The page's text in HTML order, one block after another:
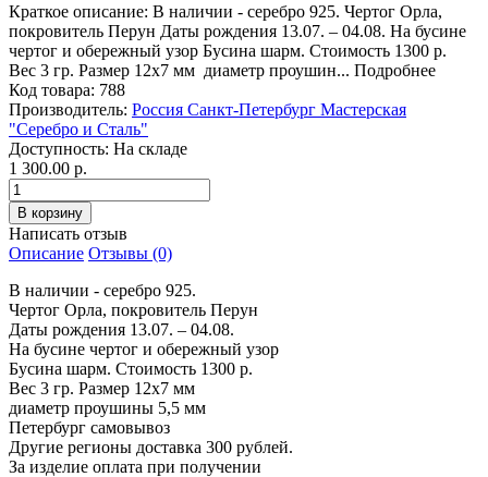
Краткое описание: В наличии - серебро 925. Чертог Орла,
покровитель Перун Даты рождения 13.07. – 04.08. На бусине
чертог и обережный узор Бусина шарм. Стоимость 1300 р.
Вес 3 гр. Размер 12x7 мм диаметр проушин... Подробнее
Код товара: 788
Производитель: Россия Санкт-Петербург Мастерская
"Серебро и Сталь"
Доступность: На складе
1 300.00 р.
Написать отзыв
Описание Отзывы (0)
В наличии - серебро 925.
Чертог Орла, покровитель Перун
Даты рождения 13.07. – 04.08.
На бусине чертог и обережный узор
Бусина шарм. Стоимость 1300 р.
Вес 3 гр. Размер 12x7 мм
диаметр проушины 5,5 мм
Петербург самовывоз
Другие регионы доставка 300 рублей.
За изделие оплата при получении